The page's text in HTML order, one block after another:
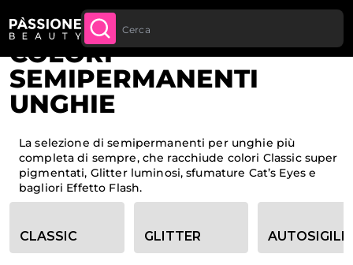
partire da 250€
APPROFITTANE
Spedizione gratuita per tutti gli ordini sopra
ai 70€
Briciole di pane
Home Smalti semipermanenti
COLORI
SEMIPERMANENTI
UNGHIE
La selezione di semipermanenti per unghie più
completa di sempre, che racchiude colori Classic super
pigmentati, Glitter luminosi, sfumature Cat’s Eyes e
bagliori Effetto Flash.
Opzioni filtro categoria
CLASSIC GLITTER